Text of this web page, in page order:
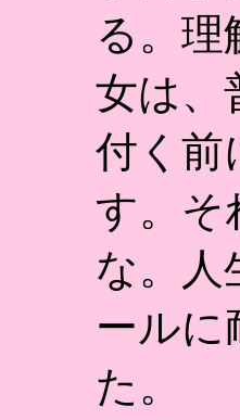
る。
女は、
付く前
す。そ
な。人
ールに
た。